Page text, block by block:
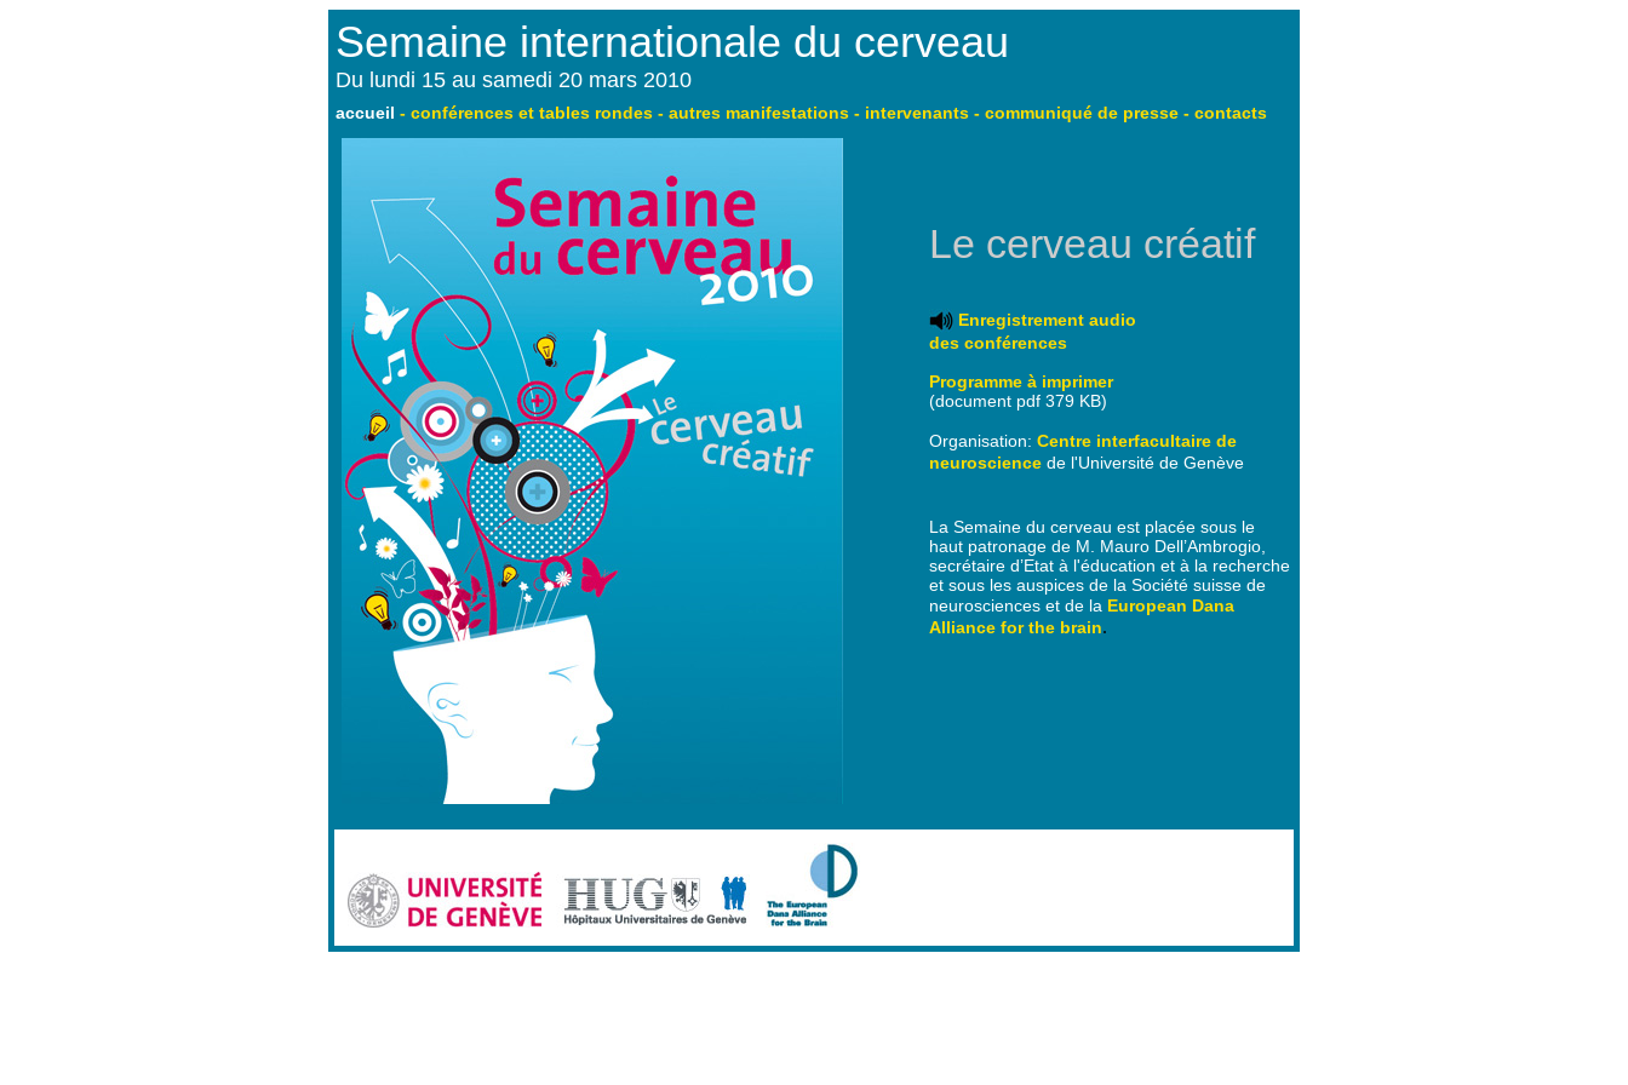
Semaine internationale du cerveau
Du lundi 15 au samedi 20 mars 2010
accueil - conférences et tables rondes - autres manifestations - intervenants - communiqué de presse - contacts
Le cerveau créatif
Enregistrement audio
des conférences
Programme à imprimer
(document pdf 379 KB)
Organisation: Centre interfacultaire de
neuroscience de l'Université de Genève
La Semaine du cerveau est placée sous le
haut patronage de M. Mauro Dell’Ambrogio,
secrétaire d’Etat à l'éducation et à la recherche
et sous les auspices de la Société suisse de
neurosciences et de la European Dana
Alliance for the brain.